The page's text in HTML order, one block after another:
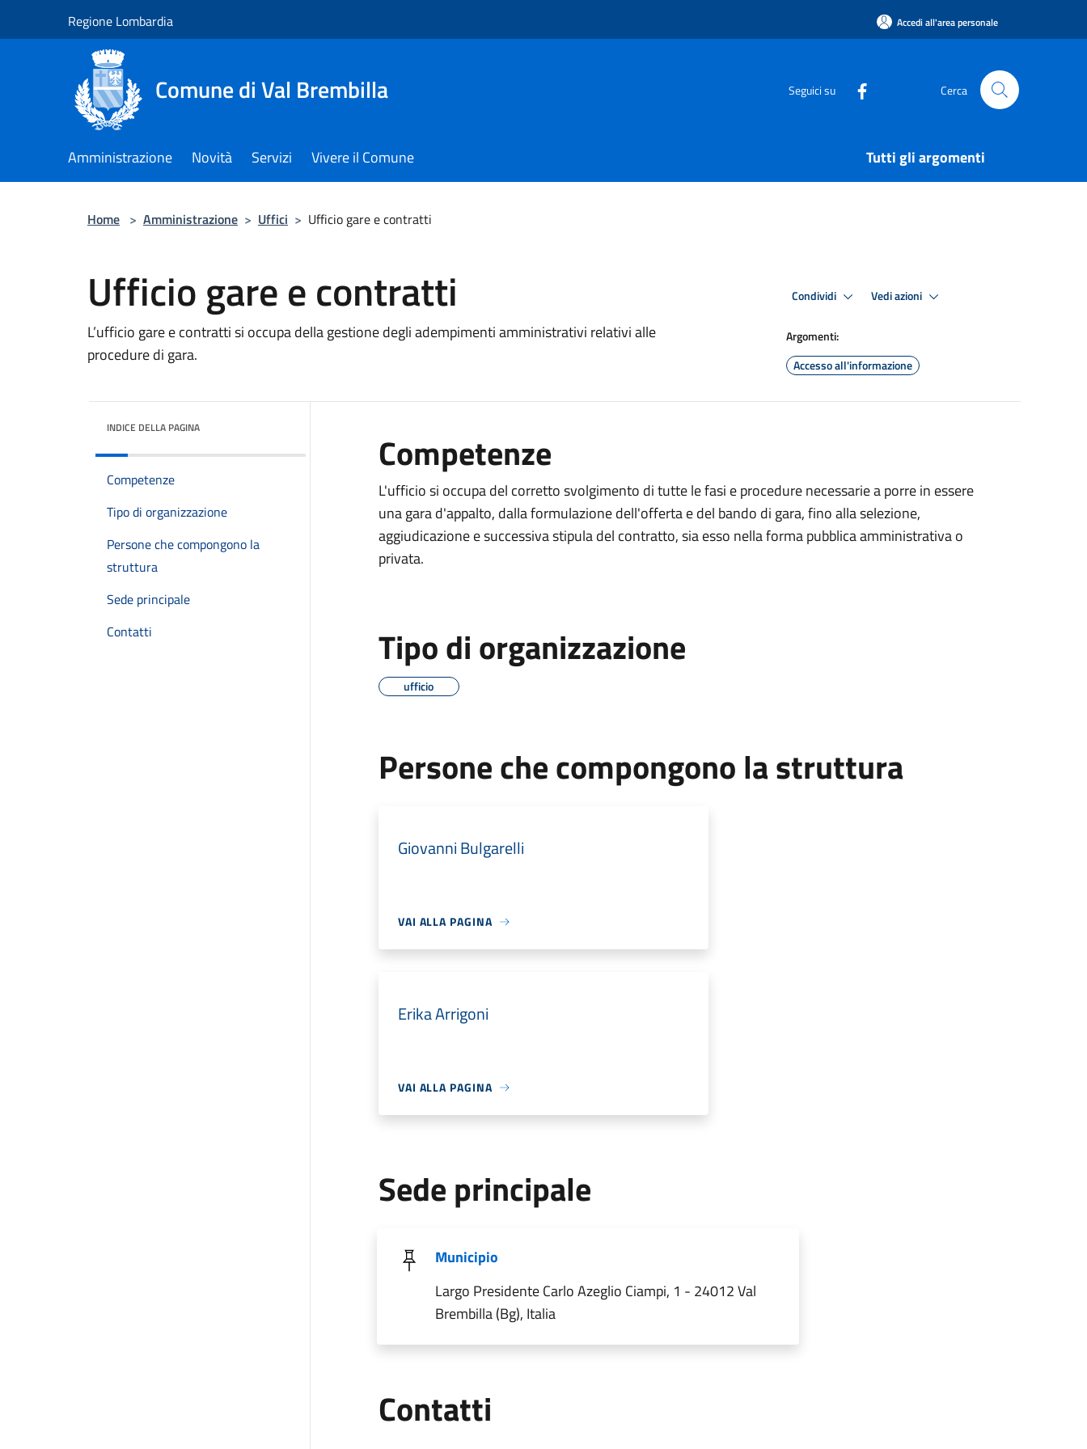
Regione Lombardia Accedi all'area personale
Comune di Val Brembilla Seguici su Cerca
Amministrazione Novità Servizi Vivere il Comune Tutti gli argomenti
Home > Amministrazione > Uffici > Ufficio gare e contratti
Ufficio gare e contratti
L’ufficio gare e contratti si occupa della gestione degli adempimenti amministrativi relativi alle
procedure di gara.
Condividi Vedi azioni
Argomenti:
Accesso all'informazione
INDICE DELLA PAGINA
Competenze
Tipo di organizzazione
Persone che compongono la
struttura
Sede principale
Contatti
Competenze
L'ufficio si occupa del corretto svolgimento di tutte le fasi e procedure necessarie a porre in essere
una gara d'appalto, dalla formulazione dell'offerta e del bando di gara, fino alla selezione,
aggiudicazione e successiva stipula del contratto, sia esso nella forma pubblica amministrativa o
privata.
Tipo di organizzazione
ufficio
Persone che compongono la struttura
Giovanni Bulgarelli
VAI ALLA PAGINA
Erika Arrigoni
VAI ALLA PAGINA
Sede principale
Municipio
Largo Presidente Carlo Azeglio Ciampi, 1 - 24012 Val
Brembilla (Bg), Italia
Contatti